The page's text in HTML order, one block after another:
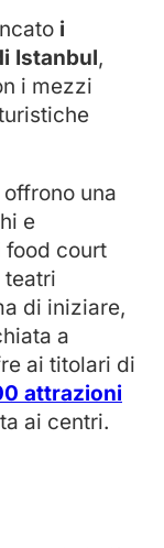
i
Istanbul,
i mezzi
una
e
food court
teatri
di iniziare,
a
ai titolari di
attrazioni
ai centri.